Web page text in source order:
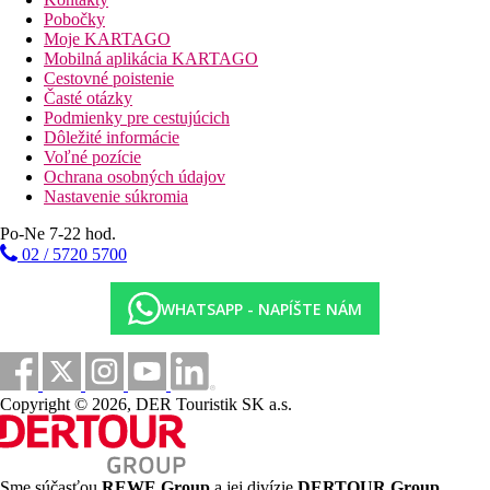
Vzdialenosti
6 km
Vzdialenosť od najbližšieho letiska
2 km
Centrum mesta
Pobočky
Moje KARTAGO
Mobilná aplikácia KARTAGO
Cestovné poistenie
Časté otázky
Podmienky pre cestujúcich
Dôležité informácie
Voľné pozície
Ochrana osobných údajov
Nastavenie súkromia
Po-Ne 7-22 hod.
02 / 5720 5700
WHATSAPP - NAPÍŠTE NÁM
Copyright © 2026, DER Touristik SK a.s.